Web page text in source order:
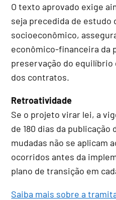
O texto aprovado exige
seja precedida de
socioeconômico,
econômico-financeira da
preservação do
dos contratos.
Retroatividade
Se o projeto virar lei, a
de 180 dias da publicação
mudadas não se aplicam
ocorridos antes da
plano de transição em
Saiba mais sobre a